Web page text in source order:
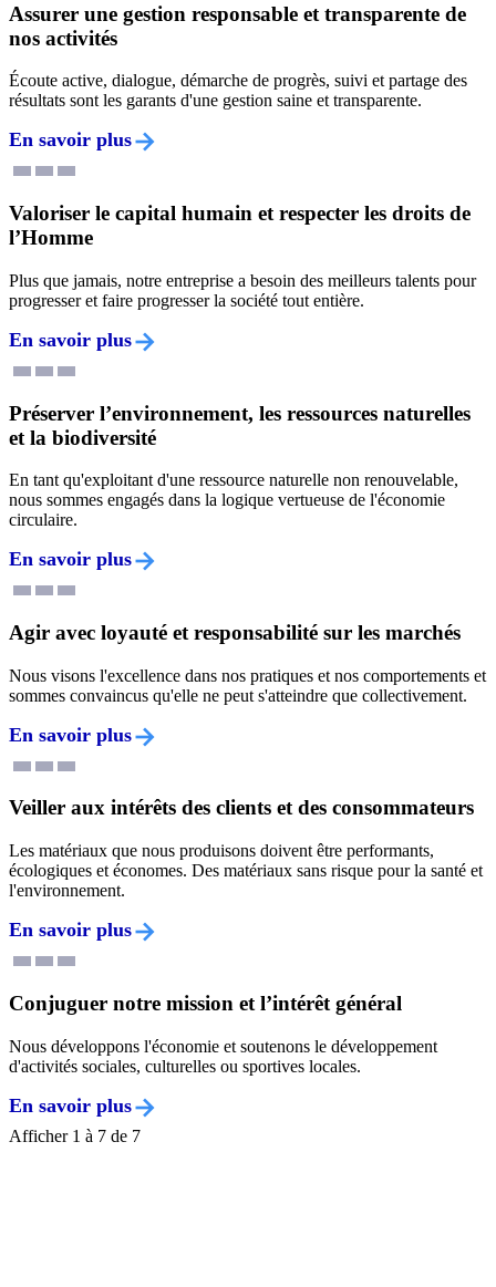
Assurer une gestion responsable et transparente de
nos activités
Écoute active, dialogue, démarche de progrès, suivi et partage des
résultats sont les garants d'une gestion saine et transparente.
En savoir plus
Valoriser le capital humain et respecter les droits de
l’Homme
Plus que jamais, notre entreprise a besoin des meilleurs talents pour
progresser et faire progresser la société tout entière.
En savoir plus
Préserver l’environnement, les ressources naturelles
et la biodiversité
En tant qu'exploitant d'une ressource naturelle non renouvelable,
nous sommes engagés dans la logique vertueuse de l'économie
circulaire.
En savoir plus
Agir avec loyauté et responsabilité sur les marchés
Nous visons l'excellence dans nos pratiques et nos comportements et
sommes convaincus qu'elle ne peut s'atteindre que collectivement.
En savoir plus
Veiller aux intérêts des clients et des consommateurs
Les matériaux que nous produisons doivent être performants,
écologiques et économes. Des matériaux sans risque pour la santé et
l'environnement.
En savoir plus
Conjuguer notre mission et l’intérêt général
Nous développons l'économie et soutenons le développement
d'activités sociales, culturelles ou sportives locales.
En savoir plus
Afficher 1 à 7 de 7